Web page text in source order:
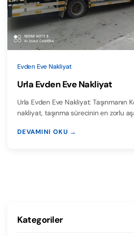
Evden Eve Nakliyat
Urla Evden Eve Nakliyat
Urla Evden Eve Nakliyat: Taşınmanın
nakliyat, taşınma sürecinin en zorlu
DEVAMINI OKU →
Kategoriler